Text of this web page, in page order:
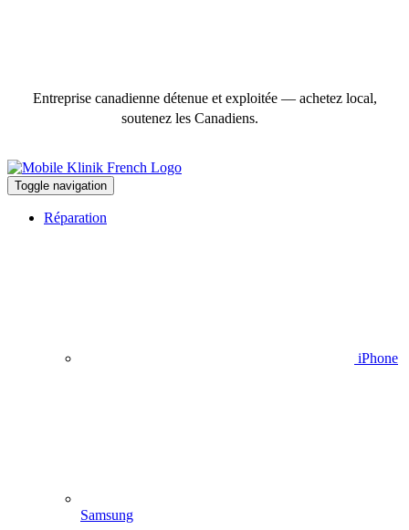
Entreprise canadienne détenue et exploitée — achetez local,
soutenez les Canadiens.
Toggle navigation
Réparation
iPhone
Samsung